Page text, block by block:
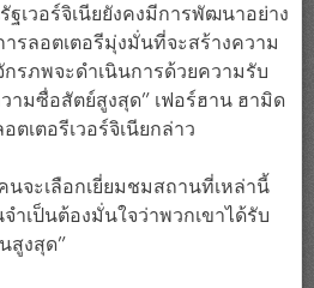
ฐเวอร์จิเนียยังคงมีการพัฒนาอย่าง
รลอตเตอรีมุ่งมั่นที่จะสร้างความ
รภพจะดำเนินการด้วยความรับ
มซื่อสัตย์สูงสุด” เฟอร์ฮาน ฮามิด
เตอรีเวอร์จิเนียกล่าว
นจะเลือกเยี่ยมชมสถานที่เหล่านี้
ำเป็นต้องมั่นใจว่าพวกเขาได้รับ
สูงสุด”